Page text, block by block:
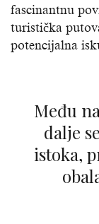
fascinantnu
turistička
potencijalna
Među najrizičnijim područjima i
dalje
istoka,